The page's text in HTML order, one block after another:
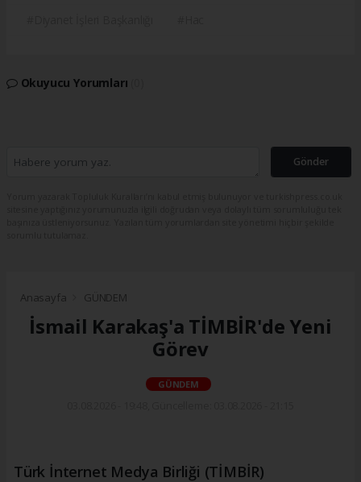
Okuyucu Yorumları
Gönder
Anasayfa GÜNDEM
İsmail Karakaş'a TİMBİR'de Yeni
Görev
GÜNDEM
Türk İnternet Medya Birliği (TİMBİR)